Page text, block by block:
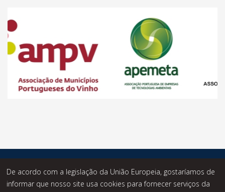
Reservados.
De acordo com a legislação da União Europeia, gostaríamos de
informar que nosso site usa cookies para fornecer serviços da